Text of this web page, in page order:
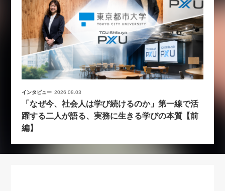
インタビュー 2026.08.03
「なぜ今、社会人は学び続けるのか」第一線で活
躍する二人が語る、実務に生きる学びの本質【前
編】